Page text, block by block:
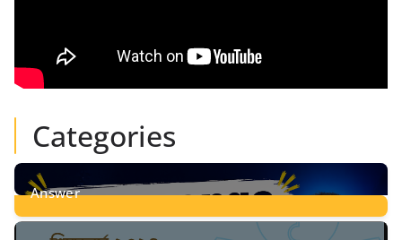
Categories
Answer
28Posts